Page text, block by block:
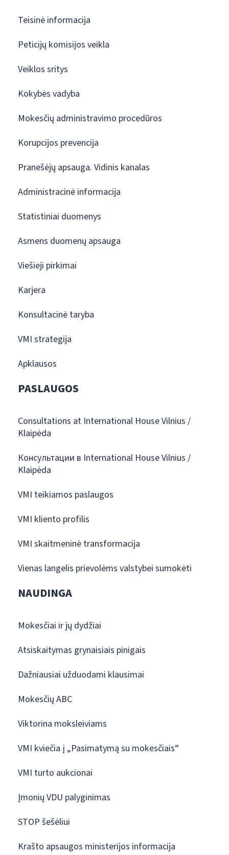
Teisinė informacija
Peticijų komisijos veikla
Veiklos sritys
Kokybės vadyba
Mokesčių administravimo procedūros
Korupcijos prevencija
Pranešėjų apsauga. Vidinis kanalas
Administracinė informacija
Statistiniai duomenys
Asmens duomenų apsauga
Viešieji pirkimai
Karjera
Konsultacinė taryba
VMI strategija
Apklausos
PASLAUGOS
Consultations at International House Vilnius /
Klaipėda
Консультации в International House Vilnius /
Klaipėda
VMI teikiamos paslaugos
VMI kliento profilis
VMI skaitmeninė transformacija
Vienas langelis prievolėms valstybei sumokėti
NAUDINGA
Mokesčiai ir jų dydžiai
Atsiskaitymas grynaisiais pinigais
Dažniausiai užduodami klausimai
Mokesčių ABC
Viktorina moksleiviams
VMI kviečia į „Pasimatymą su mokesčiais“
VMI turto aukcionai
Įmonių VDU palyginimas
STOP šešėliui
Krašto apsaugos ministerijos informacija